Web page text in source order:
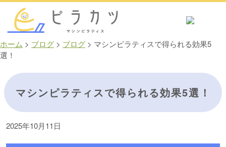
ホーム > ブログ > ブログ > マシンピラティスで得られる効果5
選！
マシンピラティスで得られる効果5選！
2025年10月11日